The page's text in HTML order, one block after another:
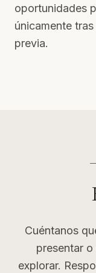
oportunidades
únicamente
previa.
Cuéntanos
presentar
explorar.